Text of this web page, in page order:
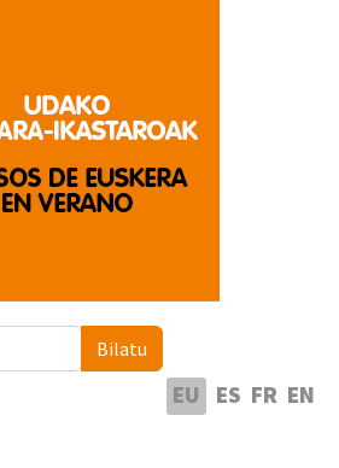
Bilatu
EU ES FR EN